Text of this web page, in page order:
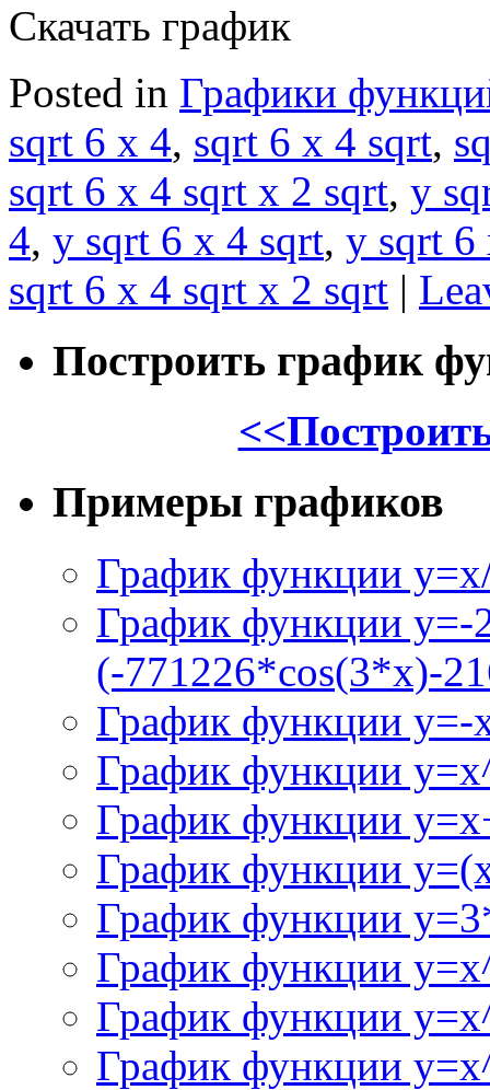
Скачать график
Posted in Графики
sqrt 6 x 4, sqrt 6 x 4 sqrt,
sqrt 6 x 4 sqrt x 2 sqrt, y
4, y sqrt 6 x 4 sqrt, y sqrt 6
sqrt 6 x 4 sqrt x 2 sqrt |
Построить график
Примеры графиков
График функции
График функции y=-
(-771226*cos(3*x)-
График функции
График функции
График функции
График функции
График функции
График функции
График функции
График функции